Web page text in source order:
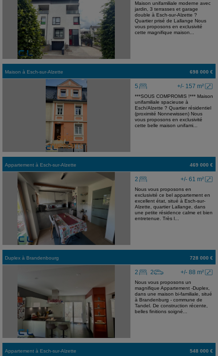
Maison unifamiliale moderne avec
jardin, 3 terrasses et garage
double à Esch-sur-Alzette ?
Quartier prisé de Lallange Nous
vous proposons en exclusivité
cette magnifique maison...
Maison à Esch-sur-Alzette 698 000 €
+/- 157 m²
5
***SOUS COMPROMIS !*** Maison
unifamiliale spacieuse à
Esch/Alzette ? Quartier résidentiel
(proximité Nonnewissen) Nous
vous proposons en exclusivité
cette belle maison unifami...
Appartement à Esch-sur-Alzette 469 000 €
+/- 61 m²
2
Nous vous proposons en
exclusivité ce bel appartement en
excellent état, situé à Esch-sur-
Alzette, quartier Lallange, dans
une petite résidence calme et bien
entretenue. Très l...
Duplex à Brandenbourg 728 000 €
+/- 88 m²
2 2
Nous vous proposons un
magnifique Appartement -Duplex,
dans une maison bi-familiale, situé
à Brandenburg - commune de
Tandel. De construction récente,
belles finitions soigné...
Appartement à Esch-sur-Alzette 548 000 €